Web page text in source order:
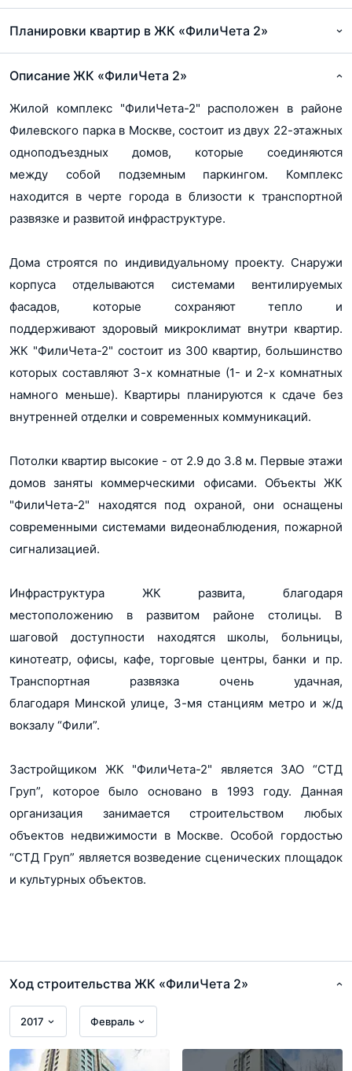
Проектная декларация ЖК ФилиЧета-2_05
jpg, 90Кб
jpg, 81Кб
Проектная декларация ЖК ФилиЧета-2_07
Проектная декларация ЖК ФилиЧета-2_08
jpg, 139Кб
jpg, 135Кб
Проектная декларация ЖК ФилиЧета-2_10
jpg, 128Кб
Проектная декларация ЖК ФилиЧета-2_11
jpg, 25Кб
Проектная декларация, к.4,5 от 02.04.2018
Планировки квартир в ЖК «ФилиЧета 2»
Показать 1 планировку
Описание ЖК «ФилиЧета 2»
Жилой комплекс "ФилиЧета-2" расположен в районе
Филевского парка в Москве, состоит из двух 22-этажных
одноподъездных домов, которые соединяются
между собой подземным паркингом. Комплекс
находится в черте города в близости к транспортной
развязке и развитой инфраструктуре.
Дома строятся по индивидуальному проекту. Снаружи
корпуса отделываются системами вентилируемых
фасадов, которые сохраняют тепло и
поддерживают здоровый микроклимат внутри квартир.
ЖК "ФилиЧета-2" состоит из 300 квартир, большинство
которых составляют 3-х комнатные (1- и 2-х комнатных
намного меньше). Квартиры планируются к сдаче без
внутренней отделки и современных коммуникаций.
Потолки квартир высокие - от 2.9 до 3.8 м. Первые этажи
домов заняты коммерческими офисами. Объекты ЖК
"ФилиЧета-2" находятся под охраной, они оснащены
современными системами видеонаблюдения, пожарной
сигнализацией.
Инфраструктура ЖК развита, благодаря
местоположению в развитом районе столицы. В
шаговой доступности находятся школы, больницы,
кинотеатр, офисы, кафе, торговые центры, банки и пр.
Транспортная развязка очень удачная,
благодаря Минской улице, 3-мя станциям метро и ж/д
вокзалу “Фили”.
Застройщиком ЖК "ФилиЧета-2" является ЗАО “СТД
Груп”, которое было основано в 1993 году. Данная
организация занимается строительством любых
объектов недвижимости в Москве. Особой гордостью
“СТД Груп” является возведение сценических площадок
и культурных объектов.
Ход строительства ЖК «ФилиЧета 2»
2017 Февраль